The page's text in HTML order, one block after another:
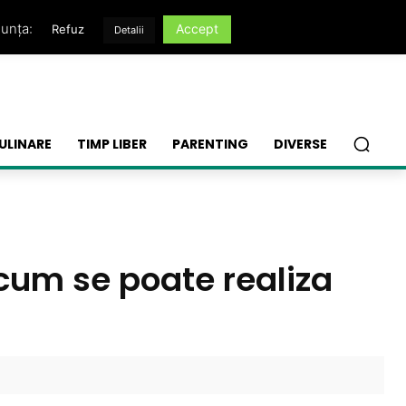
TIMP LIBER PARENTING DIVERSE
se poate realiza
Refuz Detalii Accept